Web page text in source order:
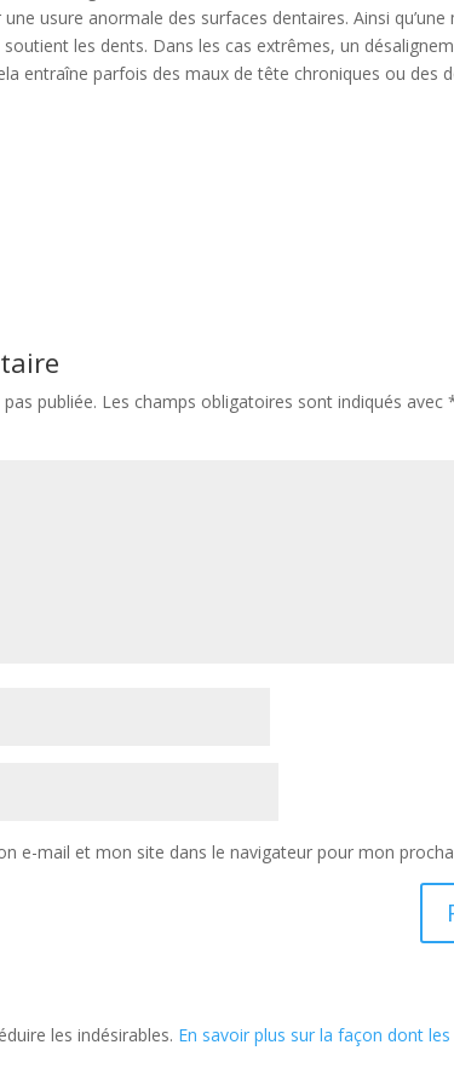
usure anormale des surfaces dentaires. Ainsi
soutient les dents. Dans les cas extrêmes, un
entraîne parfois des maux de tête chroniques ou des
publiée. Les champs obligatoires sont indiqués avec
e-mail et mon site dans le navigateur pour mon
les indésirables. En savoir plus sur la façon dont